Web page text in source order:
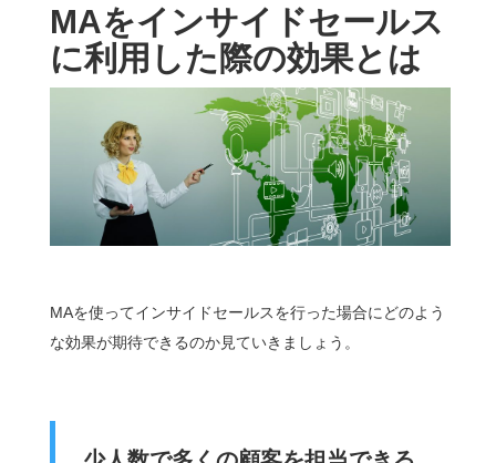
MAをインサイドセールス
に利用した際の効果とは
MAを使ってインサイドセールスを行った場合にどのよう
な効果が期待できるのか見ていきましょう。